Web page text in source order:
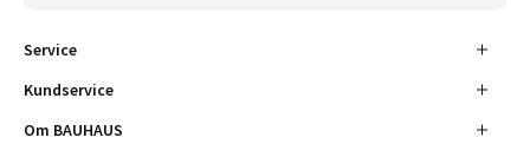
Service
Kundservice
Om BAUHAUS